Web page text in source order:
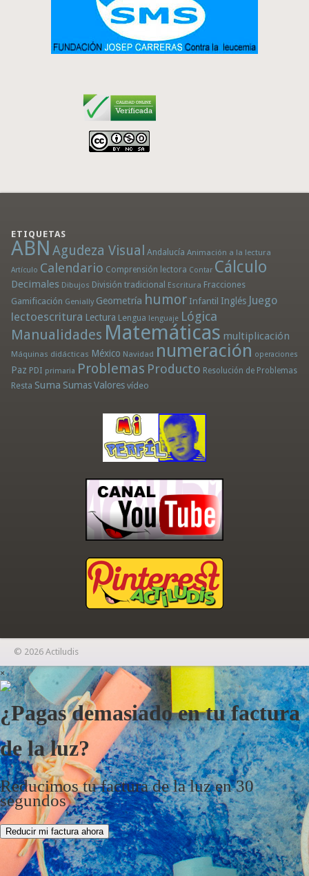
ETIQUETAS
ABN Agudeza Visual Andalucía Animación a la lectura
Artículo Calendario Comprensión lectora Contar Cálculo
Decimales Dibujos División tradicional Escritura Fracciones
Gamificación Genially Geometría humor Infantil Inglés Juego
lectoescritura Lectura Lengua lenguaje Lógica
Manualidades Matemáticas multiplicación
Máquinas didácticas México Navidad numeración operaciones
Paz PDI primaria Problemas Producto Resolución de Problemas
Resta Suma Sumas Valores vídeo
© 2026 Actiludis
×
¿Pagas demasiado en tu factura
de la luz?
Reducimos tu factura de la luz en 30
segundos
Reducir mi factura ahora